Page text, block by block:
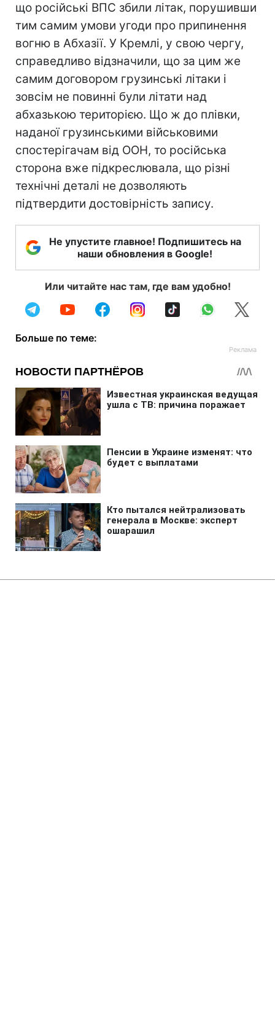
що російські ВПС збили літак, порушивши
тим самим умови угоди про припинення
вогню в Абхазії. У Кремлі, у свою чергу,
справедливо відзначили, що за цим же
самим договором грузинські літаки і
зовсім не повинні були літати над
абхазькою територією. Що ж до плівки,
наданої грузинськими військовими
спостерігачам від ООН, то російська
сторона вже підкреслювала, що різні
технічні деталі не дозволяють
підтвердити достовірність запису.
Не упустите главное! Подпишитесь на
наши обновления в Google!
Или читайте нас там, где вам удобно!
Больше по теме: